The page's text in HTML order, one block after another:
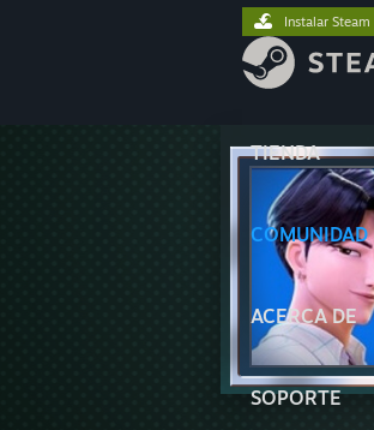
TIENDA
COMUNIDAD
ACERCA DE
SOPORTE
Instalar Steam